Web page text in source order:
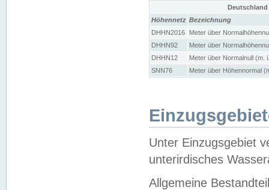
Höhennetz Bezeichnung
DHHN2016
Meter über
DHHN92
Meter über
DHHN12
Meter über Normalnull (m.
SNN76
Meter über Höhennormal
Unter Einzugsgebiet
unterirdisches
Allgemeine